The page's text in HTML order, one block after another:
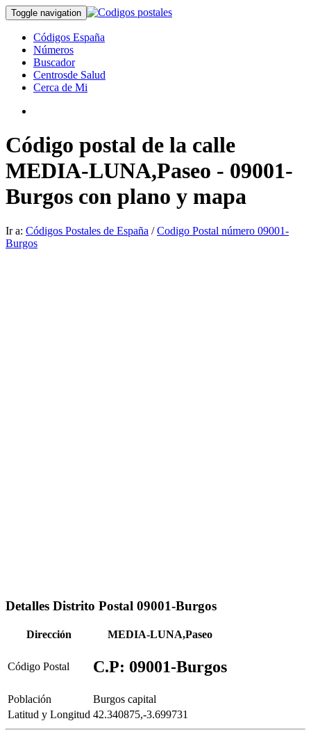
Toggle navigation
Códigos España
Números
Buscador
Centrosde Salud
Cerca de Mi
Código postal de la calle
MEDIA-LUNA,Paseo - 09001-
Burgos con plano y mapa
Ir a: Códigos Postales de España /Codigo Postal número 09001-
Burgos
Detalles Distrito Postal 09001-Burgos
Dirección MEDIA-LUNA,Paseo
Código Postal C.P: 09001-Burgos
Población
Burgos capital
Latitud y Longitud 42.340875,-3.699731